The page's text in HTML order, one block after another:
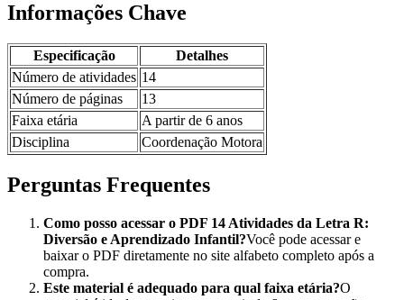
Informações Chave
Especificação
Detalhes
Número de atividades 14
Número de páginas
13
Faixa etária
A partir de 6 anos
Disciplina
Coordenação Motora
Perguntas Frequentes
Como posso acessar o PDF 14 Atividades da Letra R:
Diversão e Aprendizado Infantil?Você pode acessar e
baixar o PDF diretamente no site alfabeto completo após a
compra.
Este material é adequado para qual faixa etária?O